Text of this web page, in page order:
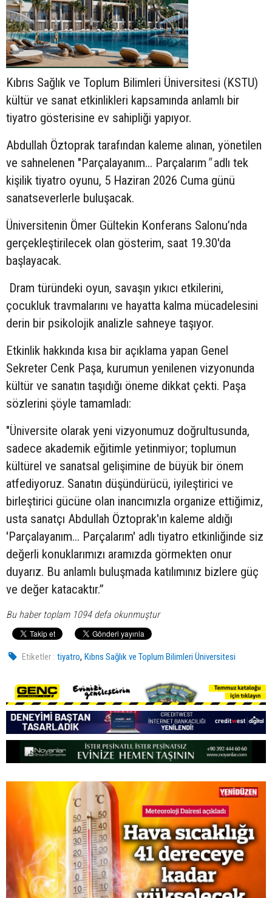
Kıbrıs Sağlık ve Toplum Bilimleri Üniversitesi (KSTU)
kültür ve sanat etkinlikleri kapsamında anlamlı bir
tiyatro gösterisine ev sahipliği yapıyor.
Abdullah Öztoprak tarafından kaleme alınan, yönetilen
ve sahnelenen "Parçalayanım... Parçalarım "adlı tek
kişilik tiyatro oyunu, 5 Haziran 2026 Cuma günü
sanatseverlerle buluşacak.
Üniversitenin Ömer Gültekin Konferans Salonu’nda
gerçekleştirilecek olan gösterim, saat 19.30'da
başlayacak.
Dram türündeki oyun, savaşın yıkıcı etkilerini,
çocukluk travmalarını ve hayatta kalma mücadelesini
derin bir psikolojik analizle sahneye taşıyor.
Etkinlik hakkında kısa bir açıklama yapan Genel
Sekreter Cenk Paşa, kurumun yenilenen vizyonunda
kültür ve sanatın taşıdığı öneme dikkat çekti. Paşa
sözlerini şöyle tamamladı:
"Üniversite olarak yeni vizyonumuz doğrultusunda,
sadece akademik eğitimle yetinmiyor; toplumun
kültürel ve sanatsal gelişimine de büyük bir önem
atfediyoruz. Sanatın düşündürücü, iyileştirici ve
birleştirici gücüne olan inancımızla organize ettiğimiz,
usta sanatçı Abdullah Öztoprak'ın kaleme aldığı
'Parçalayanım... Parçalarım' adlı tiyatro etkinliğinde siz
değerli konuklarımızı aramızda görmekten onur
duyarız. Bu anlamlı buluşmada katılımınız bizlere güç
ve değer katacaktır.”
Bu haber toplam 1094 defa okunmuştur
Etiketler : tiyatro,Kıbrıs Sağlık ve Toplum Bilimleri Üniversitesi